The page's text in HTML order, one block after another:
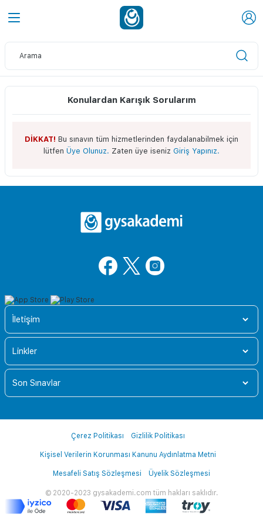
Konulardan Karışık Sorularım
DİKKAT! Bu sınavın tüm hizmetlerinden faydalanabilmek için
lütfen Üye Olunuz. Zaten üye iseniz Giriş Yapınız.
İletişim
Linkler
Son Sınavlar
© 2020-2023 gysakademi.com tüm hakları saklıdır.
Çerez Politikası Gizlilik Politikası
Kişisel Verilerin Korunması Kanunu Aydınlatma Metni
Mesafeli Satış Sözleşmesi Üyelik Sözleşmesi